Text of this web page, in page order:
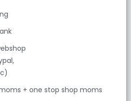
+ one stop shop moms